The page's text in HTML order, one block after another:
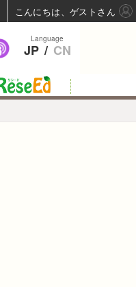
Language
JP / CN
こんにちは、ゲストさん